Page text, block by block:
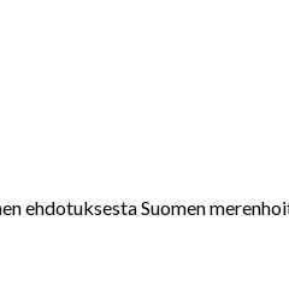
ehdotuksesta Suomen